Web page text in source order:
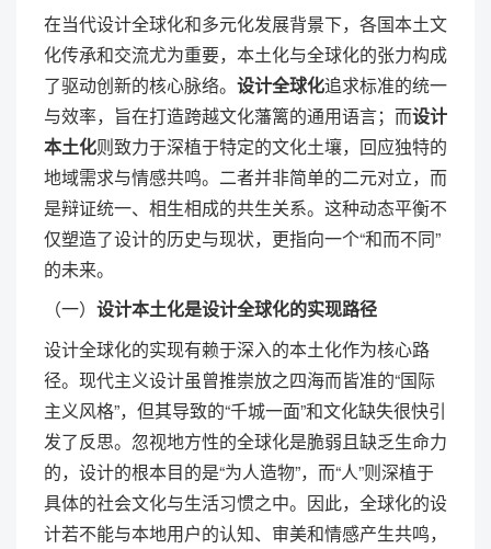
在当代设计全球化和多元化发展背景下，各国本土文
化传承和交流尤为重要，本土化与全球化的张力构成
了驱动创新的核心脉络。 设计全球化追求标准的统一
与效率，旨在打造跨越文化藩篱的通用语言；而设计
本土化则致力于深植于特定的文化土壤，回应独特的
地域需求与情感共鸣。二者并非简单的二元对立，而
是辩证统一、相生相成的共生关系。这种动态平衡不
仅塑造了设计的历史与现状，更指向一个“和而不同”
的未来。
（一） 设计本土化是设计全球化的实现路径
设计全球化的实现有赖于深入的本土化作为核心路
径。现代主义设计虽曾推崇放之四海而皆准的“国际
主义风格”，但其导致的“千城一面”和文化缺失很快引
发了反思。忽视地方性的全球化是脆弱且缺乏生命力
的，设计的根本目的是“为人造物”，而“人”则深植于
具体的社会文化与生活习惯之中。因此，全球化的设
计若不能与本地用户的认知、审美和情感产生共鸣，